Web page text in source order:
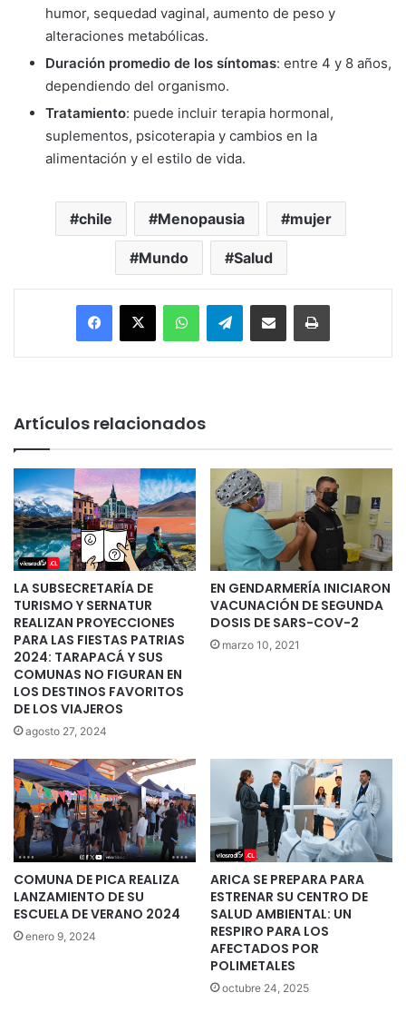
humor, sequedad vaginal, aumento de peso y
alteraciones metabólicas.
Duración promedio de los síntomas: entre 4 y 8 años,
dependiendo del organismo.
Tratamiento: puede incluir terapia hormonal,
suplementos, psicoterapia y cambios en la
alimentación y el estilo de vida.
chile Menopausia mujer
Mundo Salud
Facebook
X WhatsAppTelegramEnviar vía email Imprimir
Artículos relacionados
LA SUBSECRETARÍA DE
TURISMO Y SERNATUR
REALIZAN PROYECCIONES
PARA LAS FIESTAS PATRIAS
2024: TARAPACÁ Y SUS
COMUNAS NO FIGURAN EN
LOS DESTINOS FAVORITOS
DE LOS VIAJEROS
agosto 27, 2024
EN GENDARMERÍA INICIARON
VACUNACIÓN DE SEGUNDA
DOSIS DE SARS-COV-2
marzo 10, 2021
COMUNA DE PICA REALIZA
LANZAMIENTO DE SU
ESCUELA DE VERANO 2024
enero 9, 2024
ARICA SE PREPARA PARA
ESTRENAR SU CENTRO DE
SALUD AMBIENTAL: UN
RESPIRO PARA LOS
AFECTADOS POR
POLIMETALES
octubre 24, 2025